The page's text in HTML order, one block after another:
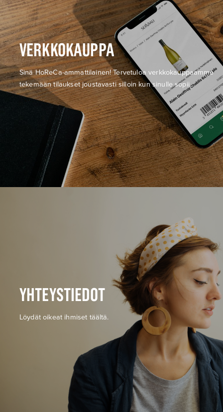
VERKKOKAUPPA
Sinä HoReCa-ammattilainen! Tervetuloa verkkokauppaamme
tekemään tilaukset joustavasti silloin kun sinulle sopii.
YHTEYSTIEDOT
Löydät oikeat ihmiset täältä.